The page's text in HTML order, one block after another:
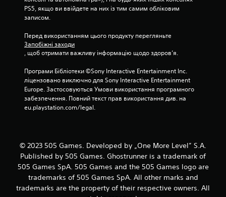
PS5, якщо ви ввійдете на них із тим самим обліковим
записом.
Перед використанням цього продукту перегляньте
Запобіжні заходи
, щоб отримати важливу інформацію щодо здоров’я.
Програми Бібліотеки ©Sony Interactive Entertainment Inc.
ліцензовано виключно для Sony Interactive Entertainment
Europe. Застосовуються Умови використання програмного
забезпечення. Повний текст прав використання див. на
eu.playstation.com/legal.
© 2023 505 Games. Developed by „One More Level” S.A.
Published by 505 Games. Ghostrunner is a trademark of
505 Games SpA. 505 Games and the 505 Games logo are
trademarks of 505 Games SpA. All other marks and
trademarks are the property of their respective owners. All